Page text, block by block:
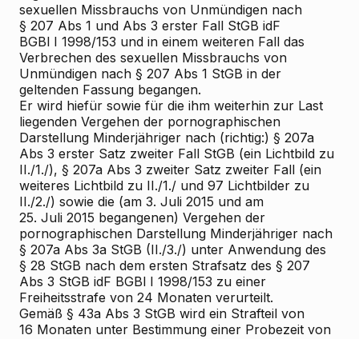
sexuellen Missbrauchs von Unmündigen nach
§ 207 Abs 1 und Abs 3 erster Fall StGB idF
BGBl I 1998/153 und in einem weiteren Fall das
Verbrechen des sexuellen Missbrauchs von
Unmündigen nach § 207 Abs 1 StGB in der
geltenden Fassung begangen.
Er wird hiefür sowie für die ihm weiterhin zur Last
liegenden Vergehen der pornographischen
Darstellung Minderjähriger nach (richtig:) § 207a
Abs 3 erster Satz zweiter Fall StGB (ein Lichtbild zu
II./1./), § 207a Abs 3 zweiter Satz zweiter Fall (ein
weiteres Lichtbild zu II./1./ und 97 Lichtbilder zu
II./2./) sowie die (am 3. Juli 2015 und am
25. Juli 2015 begangenen) Vergehen der
pornographischen Darstellung Minderjähriger nach
§ 207a Abs 3a StGB (II./3./) unter Anwendung des
§ 28 StGB nach dem ersten Strafsatz des § 207
Abs 3 StGB idF BGBl I 1998/153 zu einer
Freiheitsstrafe von 24 Monaten verurteilt.
Gemäß § 43a Abs 3 StGB wird ein Strafteil von
16 Monaten unter Bestimmung einer Probezeit von